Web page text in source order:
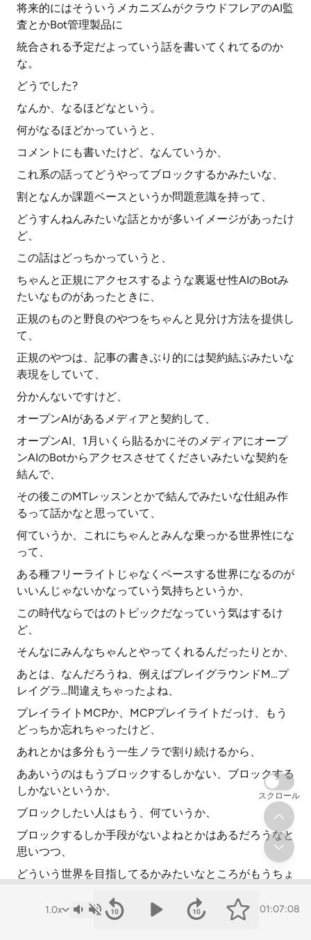
将来的にはそういうメカニズムがクラウドフレアのAI監
査とかBot管理製品に
統合される予定だよっていう話を書いてくれてるのか
な。
どうでした?
なんか、なるほどなという。
何がなるほどかっていうと、
コメントにも書いたけど、なんていうか、
これ系の話ってどうやってブロックするかみたいな、
割となんか課題ベースというか問題意識を持って、
どうすんねんみたいな話とかが多いイメージがあったけ
ど、
この話はどっちかっていうと、
ちゃんと正規にアクセスするような裏返せ性AIのBotみ
たいなものがあったときに、
正規のものと野良のやつをちゃんと見分け方法を提供し
て、
正規のやつは、記事の書きぶり的には契約結ぶみたいな
表現をしていて、
分かんないですけど、
オープンAIがあるメディアと契約して、
オープンAI、1月いくら貼るかにそのメディアにオープ
ンAIのBotからアクセスさせてくださいみたいな契約を
結んで、
その後このMTレッスンとかで結んでみたいな仕組み作
るって話かなと思っていて、
何ていうか、これにちゃんとみんな乗っかる世界性にな
って、
ある種フリーライトじゃなくペースする世界になるのが
いいんじゃないかなっていう気持ちというか、
この時代ならではのトピックだなっていう気はするけ
ど、
そんなにみんなちゃんとやってくれるんだったりとか、
あとは、なんだろうね、例えばプレイグラウンドM…プ
レイグラ…間違えちゃったよね、
プレイライトMCPか、MCPプレイライトだっけ、もう
どっちか忘れちゃったけど、
あれとかは多分もう一生ノラで割り続けるから、
ああいうのはもうブロックするしかない、ブロックする
しかないというか、
ブロックしたい人はもう、何ていうか、
ブロックするしか手段がないよねとかはあるだろうなと
思いつつ、
どういう世界を目指してるかみたいなところがもうちょ
でもそういう解釈を自分はしたな。
01:07:08
スクロール